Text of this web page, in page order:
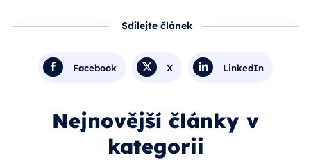
Sdílejte článek
Facebook X LinkedIn
Nejnovější články v
kategorii